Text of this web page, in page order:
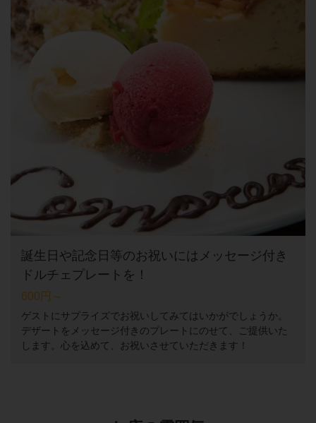
誕生日や記念日等のお祝いにはメッセージ付き
ドルチェプレートを！
600円～
ゲストにサプライズでお祝いしてみてはいかがでしょうか。
デザートをメッセージ付きのプレートにのせて、ご提供いた
します。心を込めて、お祝いさせていただきます！